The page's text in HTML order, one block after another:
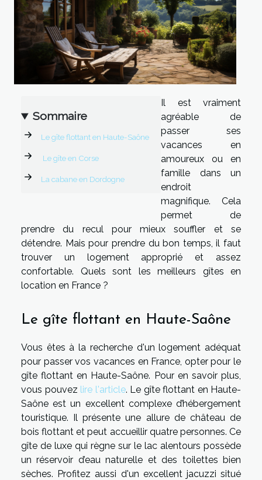
Sommaire
Le gîte flottant en Haute-Saône
Le gîte en Corse
La cabane en Dordogne
Il est vraiment
agréable de
passer ses
vacances en
amoureux ou en
famille dans un
endroit
magnifique. Cela
permet de
prendre du recul pour mieux souffler et se
détendre. Mais pour prendre du bon temps, il faut
trouver un logement approprié et assez
confortable. Quels sont les meilleurs gîtes en
location en France ?
Le gîte flottant en Haute-Saône
Vous êtes à la recherche d'un logement adéquat
pour passer vos vacances en France, opter pour le
gîte flottant en Haute-Saône. Pour en savoir plus,
vous pouvez lire l'article. Le gîte flottant en Haute-
Saône est un excellent complexe d’hébergement
touristique. Il présente une allure de château de
bois flottant et peut accueillir quatre personnes. Ce
gîte de luxe qui règne sur le lac alentours possède
un réservoir d’eau naturelle et des toilettes bien
sèches. Profitez aussi d'un excellent jacuzzi situé